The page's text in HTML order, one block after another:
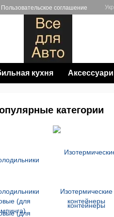
Пользовательское соглашение Укр
кухня Аксессуари
категории
(для
Изотермические
контейнеры